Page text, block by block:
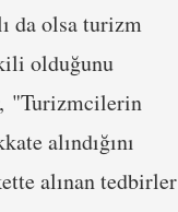
da olsa turizm
olduğunu
"Turizmcilerin
alındığını
alınan tedbirler